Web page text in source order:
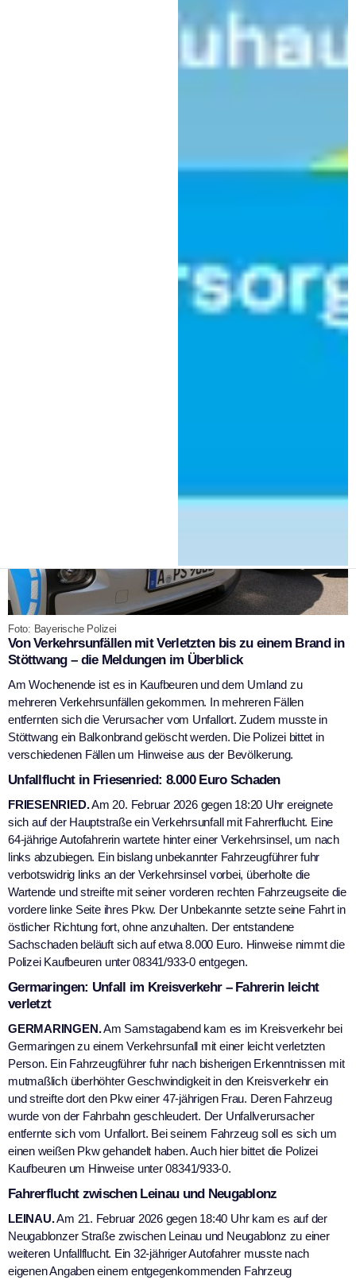
Mehrere Unfallfluchten und ein
Balkonbrand: Polizeieinsätze am
Wochenende rund um
Foto: Bayerische Polizei
Von Verkehrsunfällen mit Verletzten bis zu einem Brand in
Stöttwang – die Meldungen im Überblick
Am Wochenende ist es in Kaufbeuren und dem Umland zu
mehreren Verkehrsunfällen gekommen. In mehreren Fällen
entfernten sich die Verursacher vom Unfallort. Zudem musste in
Stöttwang ein Balkonbrand gelöscht werden. Die Polizei bittet in
verschiedenen Fällen um Hinweise aus der Bevölkerung.
Unfallflucht in Friesenried: 8.000 Euro Schaden
FRIESENRIED.Am 20. Februar 2026 gegen 18:20 Uhr ereignete
sich auf der Hauptstraße ein Verkehrsunfall mit Fahrerflucht. Eine
64-jährige Autofahrerin wartete hinter einer Verkehrsinsel, um nach
links abzubiegen. Ein bislang unbekannter Fahrzeugführer fuhr
verbotswidrig links an der Verkehrsinsel vorbei, überholte die
Wartende und streifte mit seiner vorderen rechten Fahrzeugseite die
vordere linke Seite ihres Pkw. Der Unbekannte setzte seine Fahrt in
östlicher Richtung fort, ohne anzuhalten. Der entstandene
Sachschaden beläuft sich auf etwa 8.000 Euro. Hinweise nimmt die
Polizei Kaufbeuren unter 08341/933-0 entgegen.
Germaringen: Unfall im Kreisverkehr – Fahrerin leicht
verletzt
GERMARINGEN.Am Samstagabend kam es im Kreisverkehr bei
Germaringen zu einem Verkehrsunfall mit einer leicht verletzten
Person. Ein Fahrzeugführer fuhr nach bisherigen Erkenntnissen mit
mutmaßlich überhöhter Geschwindigkeit in den Kreisverkehr ein
und streifte dort den Pkw einer 47-jährigen Frau. Deren Fahrzeug
wurde von der Fahrbahn geschleudert. Der Unfallverursacher
entfernte sich vom Unfallort. Bei seinem Fahrzeug soll es sich um
einen weißen Pkw gehandelt haben. Auch hier bittet die Polizei
Kaufbeuren um Hinweise unter 08341/933-0.
Fahrerflucht zwischen Leinau und Neugablonz
LEINAU.Am 21. Februar 2026 gegen 18:40 Uhr kam es auf der
Neugablonzer Straße zwischen Leinau und Neugablonz zu einer
weiteren Unfallflucht. Ein 32-jähriger Autofahrer musste nach
eigenen Angaben einem entgegenkommenden Fahrzeug